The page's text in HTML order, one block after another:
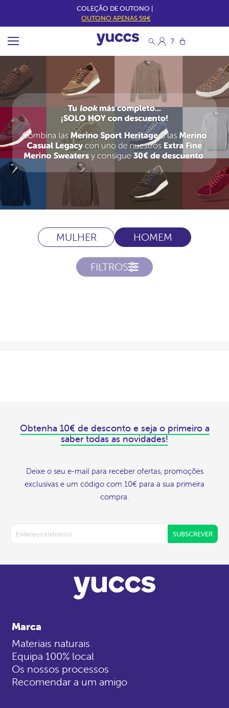
COLEÇÃO DE OUTONO |
OUTONO APENAS 59€
MULHER HOMEM
FILTROS
Obtenha 10€ de desconto e seja o primeiro a
saber todas as novidades!
Deixe o seu e-mail para receber ofertas, promoções
exclusivas e um código com 10€ para a sua primeira
compra.
SUBSCREVER
Marca
Materiais naturais
Equipa 100% local
Os nossos processos
Recomendar a um amigo